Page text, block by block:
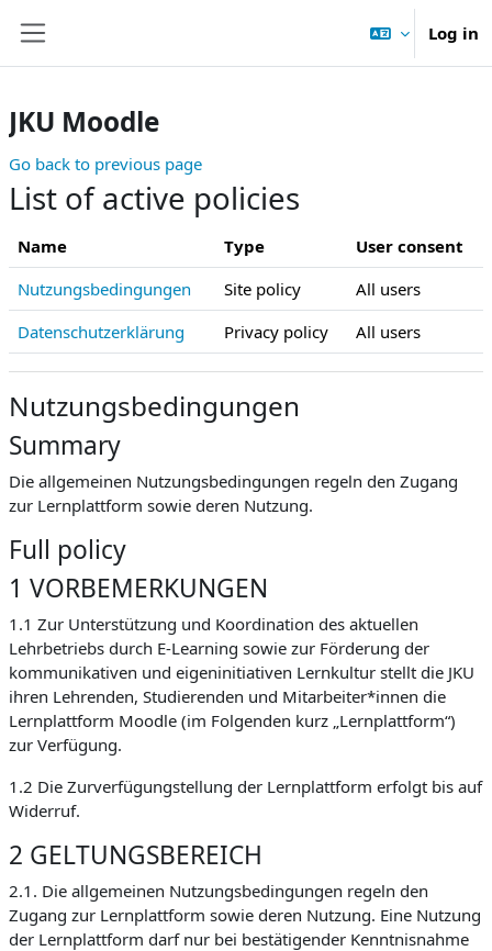
Log in
JKU Moodle
Go back to previous page
List of active policies
Name Type
User consent
Nutzungsbedingungen
Site policy
All users
Datenschutzerklärung
Privacy policy All users
Nutzungsbedingungen
Summary
Die allgemeinen Nutzungsbedingungen regeln den Zugang
zur Lernplattform sowie deren Nutzung.
Full policy
1 VORBEMERKUNGEN
1.1 Zur Unterstützung und Koordination des aktuellen
Lehrbetriebs durch E-Learning sowie zur Förderung der
kommunikativen und eigeninitiativen Lernkultur stellt die JKU
ihren Lehrenden, Studierenden und Mitarbeiter*innen die
Lernplattform Moodle (im Folgenden kurz „Lernplattform“)
zur Verfügung.
1.2 Die Zurverfügungstellung der Lernplattform erfolgt bis auf
Widerruf.
2 GELTUNGSBEREICH
2.1. Die allgemeinen Nutzungsbedingungen regeln den
Zugang zur Lernplattform sowie deren Nutzung. Eine Nutzung
der Lernplattform darf nur bei bestätigender Kenntnisnahme